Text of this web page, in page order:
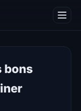
bons